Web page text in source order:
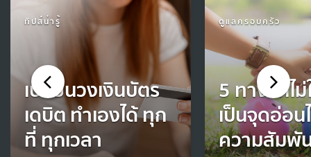
ทิปส์น่ารู้
เปลี่ยนวงเงินบัตร
เดบิต ทำเองได้ ทุก
ที่ ทุกเวลา
ดูแลครอบครัว
5 ทางแก้ไม่
เป็นจุดอ่อน
ความสัมพั